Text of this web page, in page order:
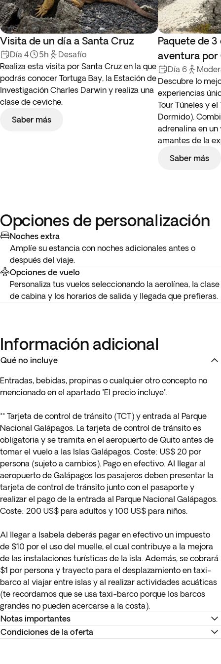
Visita de un día a Santa Cruz
Día 4 5h
Desafío
Realiza esta visita por Santa Cruz en la que
podrás conocer Tortuga Bay, la Estación de
Investigación Charles Darwin y realiza una
clase de ceviche.
Saber más
Paquete de
aventura por
Día 6
Descubre lo
experiencias
Tour Túneles y el
Dormido).
adrenalina en
amantes de la
Saber más
Opciones de personalización
Noches extra
Amplíe su estancia con noches adicionales antes o
después del viaje.
Opciones de vuelo
Personaliza tus vuelos seleccionando la aerolínea, la clase
de cabina y los horarios de salida y llegada que prefieras.
Información adicional
Qué no incluye
Entradas, bebidas, propinas o cualquier otro concepto no
mencionado en el apartado "El precio incluye".
** Tarjeta de control de tránsito (TCT) y entrada al Parque
Nacional Galápagos. La tarjeta de control de tránsito es
obligatoria y se tramita en el aeropuerto de Quito antes de
tomar el vuelo a las Islas Galápagos. Coste: US$ 20 por
persona (sujeto a cambios). Pago en efectivo. Al llegar al
aeropuerto de Galápagos los pasajeros deben presentar la
tarjeta de control de tránsito junto con el pasaporte y
realizar el pago de la entrada al Parque Nacional Galápagos.
Coste: 200 US$ para adultos y 100 US$ para niños.
Al llegar a Isabela deberás pagar en efectivo un impuesto
de $10 por el uso del muelle, el cual contribuye a la mejora
de las instalaciones turísticas de la isla. Además, se cobrará
$1 por persona y trayecto para el desplazamiento en taxi-
barco al viajar entre islas y al realizar actividades acuáticas
(te recordamos que se usa taxi-barco porque los barcos
grandes no pueden acercarse a la costa).
Notas importantes
Si el destino final es Estados Unidos o Canadá, o bien el
Condiciones de la oferta